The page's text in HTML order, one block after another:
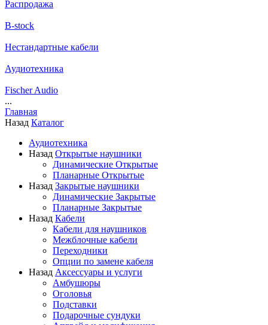
Распродажа
B-stock
Нестандартные кабели
Аудиотехника
Fischer Audio
...
Главная
Назад Каталог
Аудиотехника
Назад Открытые наушники
Динамические Открытые
Планарные Открытые
Назад Закрытые наушники
Динамические Закрытые
Планарные Закрытые
Назад Кабели
Кабели для наушников
Межблочные кабели
Переходники
Опции по замене кабеля
Назад Аксессуары и услуги
Амбушюры
Оголовья
Подставки
Подарочные сундуки